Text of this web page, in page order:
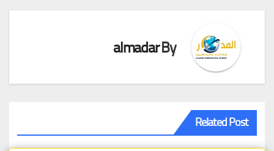
By
almadar
Related Post